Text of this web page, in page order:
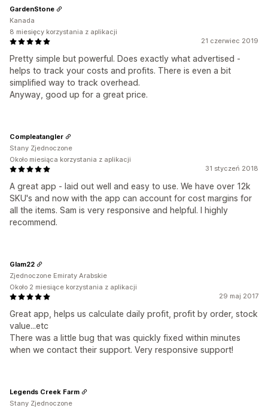
21 czerwiec 2019
Pretty simple but powerful. Does exactly what advertised -
helps to track your costs and profits. There is even a bit
simplified way to track overhead.
Anyway, good up for a great price.
GardenStone
Kanada
8 miesięcy korzystania z aplikacji
31 styczeń 2018
A great app - laid out well and easy to use. We have over 12k
SKU's and now with the app can account for cost margins for
all the items. Sam is very responsive and helpful. I highly
recommend.
Compleatangler
Stany Zjednoczone
Około miesiąca korzystania z aplikacji
29 maj 2017
Great app, helps us calculate daily profit, profit by order, stock
value...etc
There was a little bug that was quickly fixed within minutes
when we contact their support. Very responsive support!
Glam22
Zjednoczone Emiraty Arabskie
Około 2 miesiące korzystania z aplikacji
Legends Creek Farm
Stany Zjednoczone